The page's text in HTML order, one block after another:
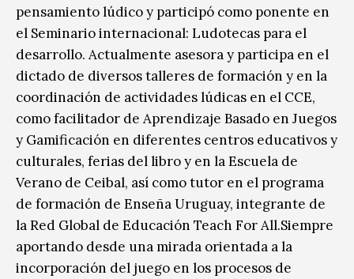
pensamiento lúdico y participó como ponente en
el Seminario internacional: Ludotecas para el
desarrollo. Actualmente asesora y participa en el
dictado de diversos talleres de formación y en la
coordinación de actividades lúdicas en el CCE,
como facilitador de Aprendizaje Basado en Juegos
y Gamificación en diferentes centros educativos y
culturales, ferias del libro y en la Escuela de
Verano de Ceibal, así como tutor en el programa
de formación de Enseña Uruguay, integrante de
la Red Global de Educación Teach For All.Siempre
aportando desde una mirada orientada a la
incorporación del juego en los procesos de